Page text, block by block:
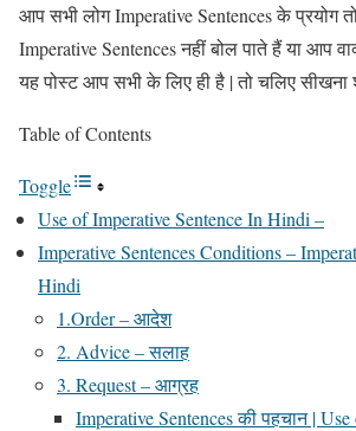
आप सभी लोग Imperative Sentences के प्रयोग
Imperative Sentences नहीं बोल पाते हैं या आप
यह पोस्ट आप सभी के लिए ही है | तो चलिए
Table of Contents
Toggle
Use of Imperative Sentence In Hindi –
Imperative Sentences Conditions –
Hindi
1.Order – आदेश
2‍. Advice – सलाह
3. Request – आग्रह
Imperative Sentences की पहचान |